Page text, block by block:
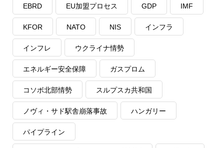
EBRD EU加盟プロセス GDP IMF
KFOR NATO NIS インフラ
インフレ ウクライナ情勢
エネルギー安全保障 ガスプロム
コソボ北部情勢 スルプスカ共和国
ノヴィ・サド駅舎崩落事故 ハンガリー
パイプライン